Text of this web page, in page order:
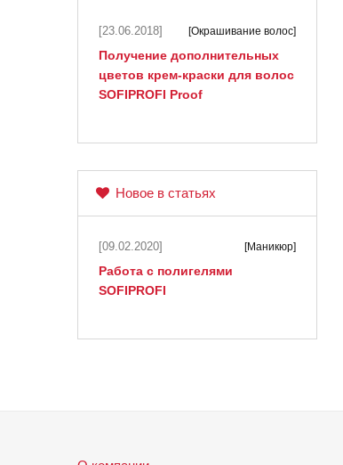
[23.06.2018] [Окрашивание волос]
Получение дополнительных
цветов крем-краски для волос
SOFIPROFI Proof
Новое в статьях
[09.02.2020] [Маникюр]
Работа с полигелями
SOFIPROFI